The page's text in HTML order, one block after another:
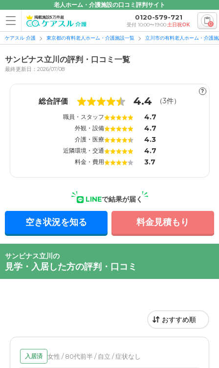
老人ホーム・介護施設の口コミ評判サイト
掲載施設5万件超 0120-579-721
受付 10:00〜19:00土日祝OK 0
ケアスル 介護 東京都の有料老人ホーム・介護施設一覧 立川市の有料老人ホーム・介護
サンビナス立川の評判・口コミ一覧
最終更新日：2026/07/08
?
総合評価 4.4 （3件）
職員・スタッフ 4.7
外観・設備 4.7
介護・医療 4.3
近隣環境・交通 4.7
料金・費用 3.7
LINEで結果が届く
空き状況を知る 料金見積もり
サンビナス立川の
見学・入居した方の評判・口コミ
入居済 女性 / 80代前半 / 自立 / 症状なし